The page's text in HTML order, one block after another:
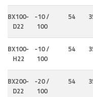
BX100-
D22
-10 /
100
54
BX100-
H22
-10 /
100
54
BX200-
D22
-20 /
100
54